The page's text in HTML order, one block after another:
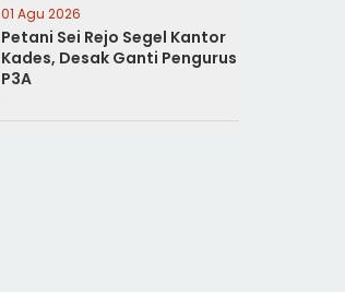
01 Agu 2026
Petani Sei Rejo Segel Kantor
Kades, Desak Ganti Pengurus
P3A